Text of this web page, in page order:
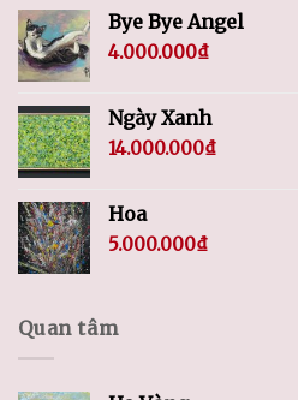
Bye Bye Angel
4.000.000₫
Ngày Xanh
14.000.000₫
Hoa
5.000.000₫
Quan tâm